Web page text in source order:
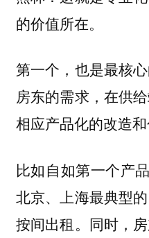
的价值所在。
第一个，也是最核
房东的需求，在供
相应产品化的改造和
比如自如第一个产
北京、上海最典型
按间出租。同时，